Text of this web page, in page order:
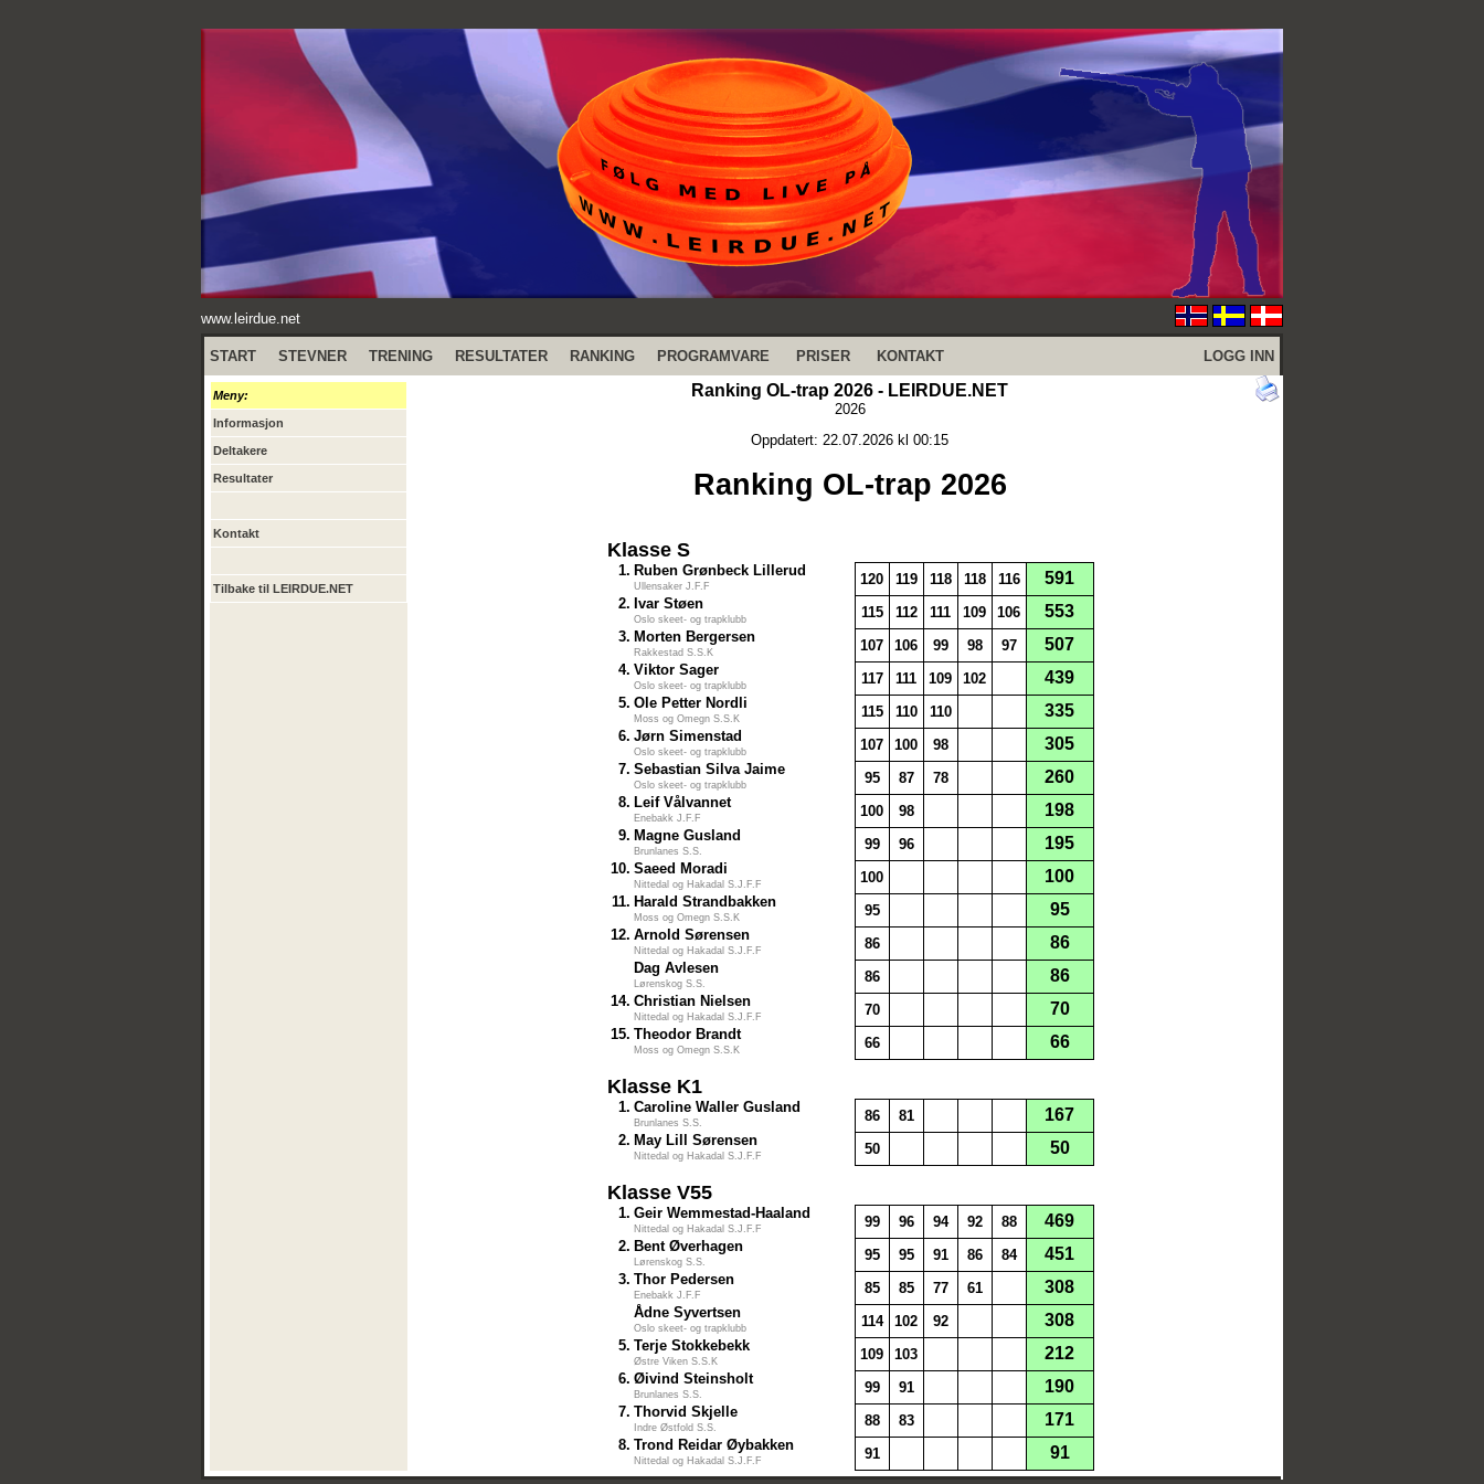
www.leirdue.net
START STEVNER TRENING RESULTATER RANKING PROGRAMVARE PRISER KONTAKT LOGG INN
Meny:
Informasjon
Deltakere
Resultater
Kontakt
Tilbake til LEIRDUE.NET
Ranking OL-trap 2026 - LEIRDUE.NET
2026
Oppdatert: 22.07.2026 kl 00:15
Ranking OL-trap 2026
Klasse S
1. Ruben Grønbeck Lillerud
Ullensaker J.F.F 120 119 118 118 116 591
2. Ivar Støen
Oslo skeet- og trapklubb 115 112 111 109 106 553
3. Morten Bergersen
Rakkestad S.S.K 107 106 99 98 97 507
4. Viktor Sager
Oslo skeet- og trapklubb 117 111 109 102 439
5. Ole Petter Nordli
Moss og Omegn S.S.K 115 110 110 335
6. Jørn Simenstad
Oslo skeet- og trapklubb 107 100 98 305
7. Sebastian Silva Jaime
Oslo skeet- og trapklubb 95 87 78 260
8. Leif Vålvannet
Enebakk J.F.F 100 98 198
9. Magne Gusland
Brunlanes S.S. 99 96 195
10. Saeed Moradi
Nittedal og Hakadal S.J.F.F 100 100
11. Harald Strandbakken
Moss og Omegn S.S.K 95 95
12. Arnold Sørensen
Nittedal og Hakadal S.J.F.F 86 86
Dag Avlesen
Lørenskog S.S. 86 86
14. Christian Nielsen
Nittedal og Hakadal S.J.F.F 70 70
15. Theodor Brandt
Moss og Omegn S.S.K 66 66
Klasse K1
1. Caroline Waller Gusland
Brunlanes S.S. 86 81 167
2. May Lill Sørensen
Nittedal og Hakadal S.J.F.F 50 50
Klasse V55
1. Geir Wemmestad-Haaland
Nittedal og Hakadal S.J.F.F 99 96 94 92 88 469
2. Bent Øverhagen
Lørenskog S.S. 95 95 91 86 84 451
3. Thor Pedersen
Enebakk J.F.F 85 85 77 61 308
Ådne Syvertsen
Oslo skeet- og trapklubb 114 102 92 308
5. Terje Stokkebekk
Østre Viken S.S.K 109 103 212
6. Øivind Steinsholt
Brunlanes S.S. 99 91 190
7. Thorvid Skjelle
Indre Østfold S.S. 88 83 171
8. Trond Reidar Øybakken
Nittedal og Hakadal S.J.F.F 91 91